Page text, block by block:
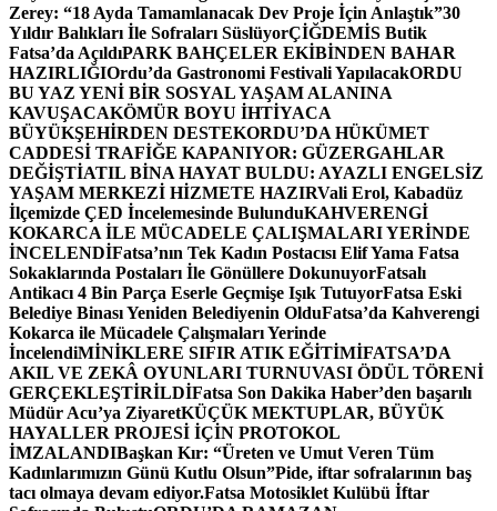
Zerey: “18 Ayda Tamamlanacak Dev Proje İçin Anlaştık”30
Yıldır Balıkları İle Sofraları SüslüyorÇİĞDEMİS Butik
Fatsa’da AçıldıPARK BAHÇELER EKİBİNDEN BAHAR
HAZIRLIĞIOrdu’da Gastronomi Festivali YapılacakORDU
BU YAZ YENİ BİR SOSYAL YAŞAM ALANINA
KAVUŞACAKÖMÜR BOYU İHTİYACA
BÜYÜKŞEHİRDEN DESTEKORDU’DA HÜKÜMET
CADDESİ TRAFİĞE KAPANIYOR: GÜZERGAHLAR
DEĞİŞTİATIL BİNA HAYAT BULDU: AYAZLI ENGELSİZ
YAŞAM MERKEZİ HİZMETE HAZIRVali Erol, Kabadüz
İlçemizde ÇED İncelemesinde BulunduKAHVERENGİ
KOKARCA İLE MÜCADELE ÇALIŞMALARI YERİNDE
İNCELENDİFatsa’nın Tek Kadın Postacısı Elif Yama Fatsa
Sokaklarında Postaları İle Gönüllere DokunuyorFatsalı
Antikacı 4 Bin Parça Eserle Geçmişe Işık TutuyorFatsa Eski
Belediye Binası Yeniden Belediyenin OlduFatsa’da Kahverengi
Kokarca ile Mücadele Çalışmaları Yerinde
İncelendiMİNİKLERE SIFIR ATIK EĞİTİMİFATSA’DA
AKIL VE ZEKÂ OYUNLARI TURNUVASI ÖDÜL TÖRENİ
GERÇEKLEŞTİRİLDİFatsa Son Dakika Haber’den başarılı
Müdür Acu’ya ZiyaretKÜÇÜK MEKTUPLAR, BÜYÜK
HAYALLER PROJESİ İÇİN PROTOKOL
İMZALANDIBaşkan Kır: “Üreten ve Umut Veren Tüm
Kadınlarımızın Günü Kutlu Olsun”Pide, iftar sofralarının baş
tacı olmaya devam ediyor.Fatsa Motosiklet Kulübü İftar